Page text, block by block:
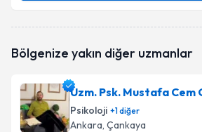
oluşturun. Size bu uzmandan
E-posta Adresiniz
Bölgenize yakın diğer uzmanlar
Uzm. Psk. Mustafa Cem
Psikoloji +1diğer
Ankara, Çankaya